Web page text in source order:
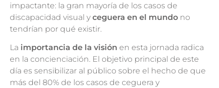
impactante: la gran mayoría de los casos de
discapacidad visual y ceguera en el mundo no
tendrían por qué existir.
La importancia de la visión en esta jornada radica
en la concienciación. El objetivo principal de este
día es sensibilizar al público sobre el hecho de que
más del 80% de los casos de ceguera y